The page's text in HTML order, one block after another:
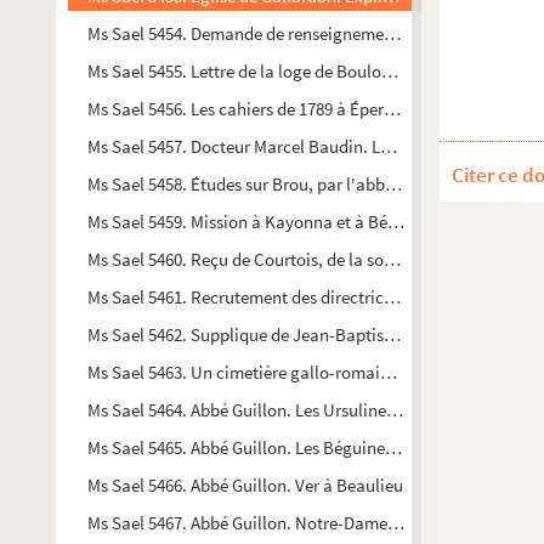
Ms Sael 5454. Demande de renseignements sur le profane
Ms Sael 5455. Lettre de la loge de Boulogne-sur-Seine à
Ms Sael 5456. Les cahiers de 1789 à Épernon par monsieur E.
Ms Sael 5457. Docteur Marcel Baudin. Les os humains du
Ms Sael 5458. Études sur Brou, par l'abbé Guillon
Ms Sael 5459. Mission à Kayonna et à Bétay pour
Ms Sael 5460. Reçu de Courtois, de la somme de 400
Ms Sael 5461. Recrutement des directrices des salles d'asile
Ms Sael 5462. Supplique de Jean-Baptiste Haquin,
Ms Sael 5463. Un cimetière gallo-romain à Tréon par l'abbé
Ms Sael 5464. Abbé Guillon. Les Ursulines à l'hôtel Montescot
Ms Sael 5465. Abbé Guillon. Les Béguines à Chartres
Ms Sael 5466. Abbé Guillon. Ver à Beaulieu
Ms Sael 5467. Abbé Guillon. Notre-Dame de la Bourdinière
Citer ce